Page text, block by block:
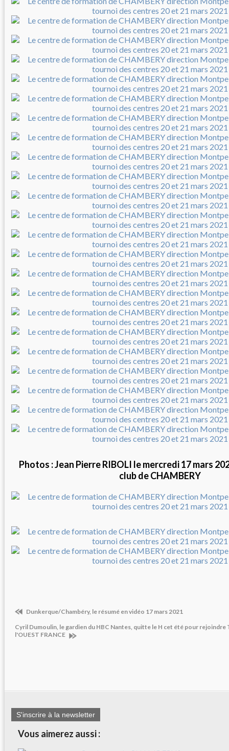
Photos : Jean Pierre RIBOLI le mercredi 17 mars
club de CHAMBERY
Dunkerque/Chambéry, le résumé en vidéo 17 mars 2021
Cyril Dumoulin, le gardien du HBC Nantes, quitte le H cet été pour rejoindre
l'OUEST FRANCE
S'inscrire à la newsletter
Vous aimerez aussi :